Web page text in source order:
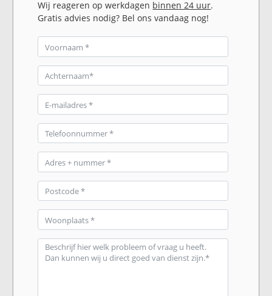
Wij reageren op werkdagen binnen 24 uur.
Gratis advies nodig? Bel ons vandaag nog!